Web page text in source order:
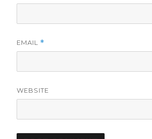
EMAIL *
WEBSITE